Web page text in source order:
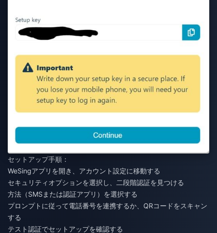
セットアップ手順：
WeSingアプリを開き、アカウント設定に移動する
セキュリティオプションを選択し、二段階認証を見つける
方法（SMSまたは認証アプリ）を選択する
プロンプトに従って電話番号を連携するか、QRコードをスキャン
する
テスト認証でセットアップを確認する